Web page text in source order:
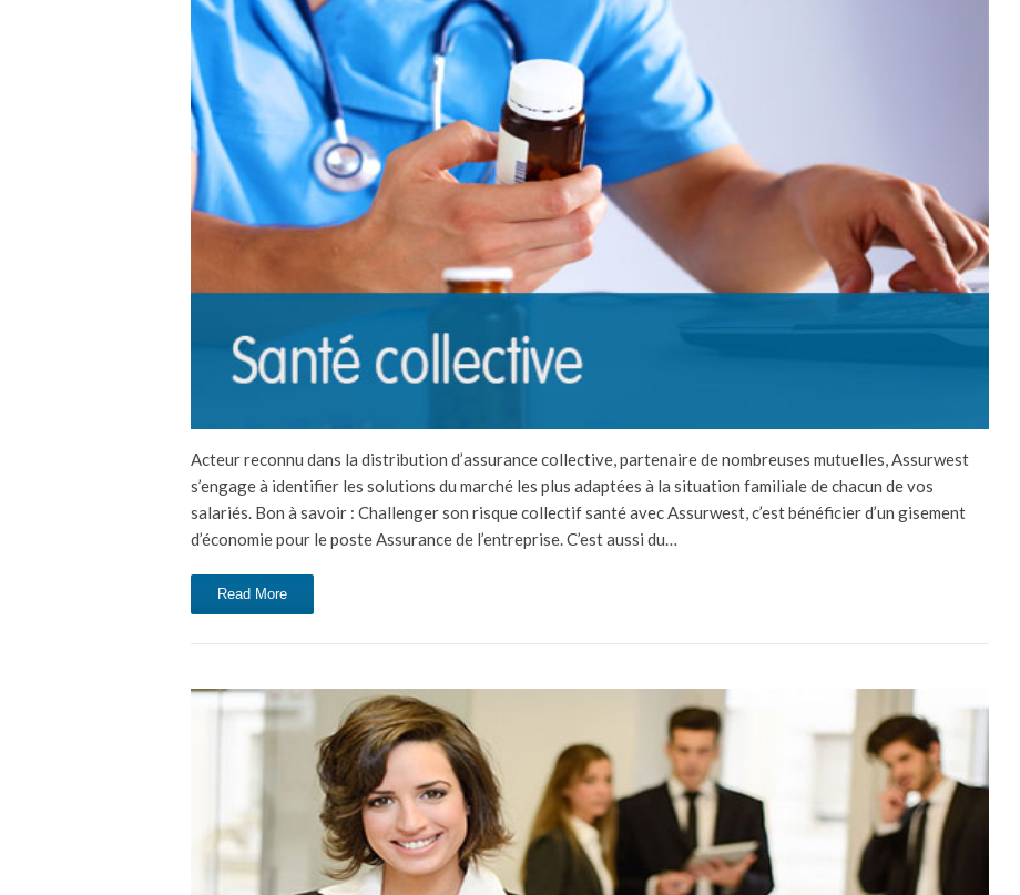
Acteur reconnu dans la distribution d’assurance collective, partenaire de nombreuses mutuelles, Assurwest
s’engage à identifier les solutions du marché les plus adaptées à la situation familiale de chacun de vos
salariés. Bon à savoir : Challenger son risque collectif santé avec Assurwest, c’est bénéficier d’un gisement
d’économie pour le poste Assurance de l’entreprise. C’est aussi du…
Read More